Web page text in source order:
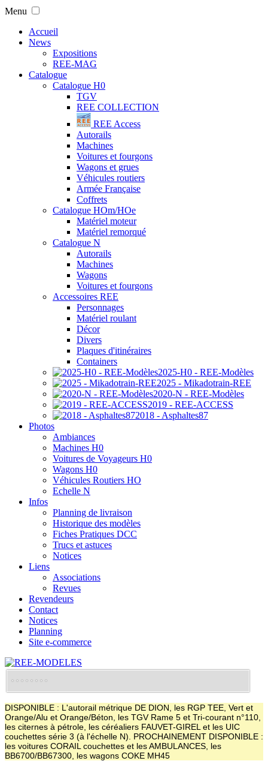
Menu
Accueil
News
Expositions
REE-MAG
Catalogue
Catalogue H0
TGV
REE COLLECTION
REE Access
Autorails
Machines
Voitures et fourgons
Wagons et grues
Véhicules routiers
Armée Française
Coffrets
Catalogue HOm/HOe
Matériel moteur
Matériel remorqué
Catalogue N
Autorails
Machines
Wagons
Voitures et fourgons
Accessoires REE
Personnages
Matériel roulant
Décor
Divers
Plaques d'itinéraires
Containers
2025-H0 - REE-Modèles
2025 - Mikadotrain-REE
2020-N - REE-Modèles
2019 - REE-ACCESS
2018 - Asphaltes87
Photos
Ambiances
Machines H0
Voitures de Voyageurs H0
Wagons H0
Véhicules Routiers HO
Echelle N
Infos
Planning de livraison
Historique des modèles
Fiches Pratiques DCC
Trucs et astuces
Notices
Liens
Associations
Revues
Revendeurs
Contact
Notices
Planning
Site e-commerce
DISPONIBLE : L'autorail métrique DE DION, les RGP TEE, Vert et
Orange/Alu et Orange/Béton, les TGV Rame 5 et Tri-courant n°110,
les citernes à pétrole, les céréaliers FAUVET-GIREL et les UIC
couchettes série 3 (à l'échelle N). PROCHAINEMENT DISPONIBLE :
les voitures CORAIL couchettes et les AMBULANCES, les
BB6700/BB67300, les wagons COKE MH45